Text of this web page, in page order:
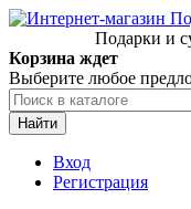
Подарки и
Корзина ждет
Выберите любое
Найти
Вход
Регистрация